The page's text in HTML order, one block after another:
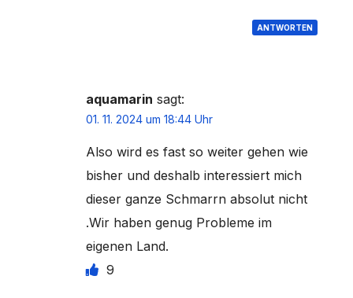
ANTWORTEN
aquamarin sagt:
01. 11. 2024 um 18:44 Uhr
Also wird es fast so weiter gehen wie
bisher und deshalb interessiert mich
dieser ganze Schmarrn absolut nicht
.Wir haben genug Probleme im
eigenen Land.
9